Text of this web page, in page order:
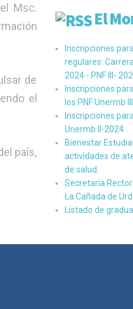
Msc.
de
el
país,
El
Inscripciones
regulares:
2024 - PNF III-
Inscripciones
los PNF Unermb
Inscripciones
Unermb II-2024
Bienestar
actividades de
de salud.
Secretaria
La Cañada de
Listado de